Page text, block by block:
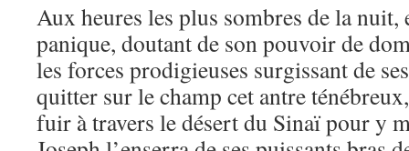
Aux heures les plus sombres de la
panique, doutant de son pouvoir de
les forces prodigieuses surgissant de
quitter sur le champ cet antre
fuir à travers le désert du Sinaï pour y